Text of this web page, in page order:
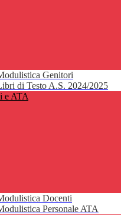
Genitori
di Testo A.S. 2024/2025
e ATA
Docenti
Personale ATA